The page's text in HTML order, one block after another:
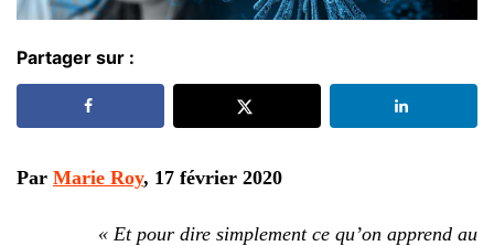
Partager sur :
Par Marie Roy, 17 février 2020
« Et pour dire simplement ce qu’on apprend au